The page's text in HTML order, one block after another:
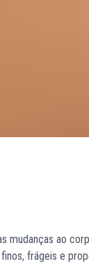
mudanças ao
frágeis e